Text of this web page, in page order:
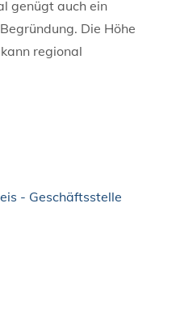
genügt auch ein
Die Höhe
regional
- Geschäftsstelle